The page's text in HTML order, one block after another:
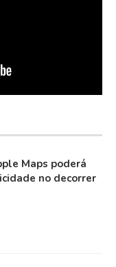
Maps poderá
no decorrer